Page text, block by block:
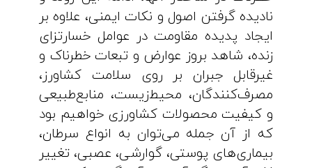
نادیده گرفتن اصول و نکات ایمنی، علاوه بر
ایجاد پدیده مقاومت در عوامل خسارتزای
زنده، شاهد بروز عوارض و تبعات خطرناک و
غیرقابل جبران بر روی سلامت کشاورز،
مصرف‌کنندگان، محیط‌زیست، منابع‌طبیعی
و کیفیت محصولات کشاورزی خواهیم بود
که از آن جمله می‌توان به انواع سرطان،
بیماری‌های پوستی، گوارشی، عصبی، تغییر